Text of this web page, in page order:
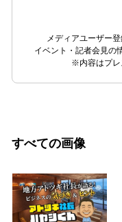
メディアユーザー
イベント・記者会見の
※内容はプレ
すべての画像